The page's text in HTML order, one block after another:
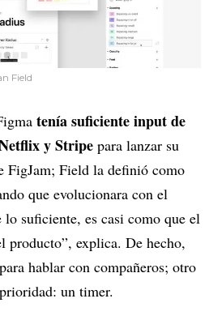
Field
tenía suficiente input de
y Stripe para lanzar su
FigJam; Field la definió como
que evolucionara con el
lo suficiente, es casi como que el
producto”, explica. De hecho,
hablar con compañeros; otro
un timer.